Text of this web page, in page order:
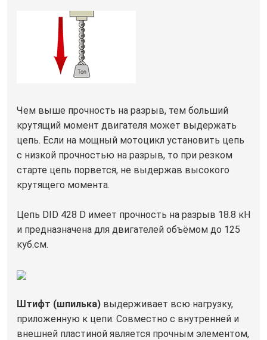
Чем выше прочность на разрыв, тем больший
крутящий момент двигателя может выдержать
цепь. Если на мощный мотоцикл установить цепь
с низкой прочностью на разрыв, то при резком
старте цепь порвется, не выдержав высокого
крутящего момента.
Цепь DID 428 D имеет прочность на разрыв 18.8 кН
и предназначена для двигателей объёмом до 125
куб.см.
Штифт (шпилька) выдерживает всю нагрузку,
приложенную к цепи. Совместно с внутренней и
внешней пластиной является прочным элементом,